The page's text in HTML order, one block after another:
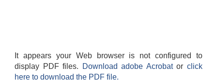
It appears your Web browser is not configured to
display PDF files.
Download adobe Acrobatorclick
here to download the PDF file.